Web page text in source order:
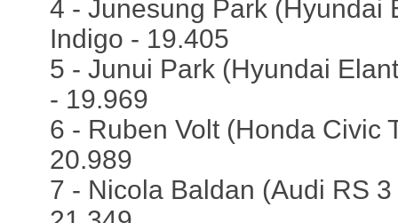
4 - Junesung Park (Hyundai
Indigo - 19.405
5 - Junui Park (Hyundai
- 19.969
6 - Ruben Volt (Honda Civic
20.989
7 - Nicola Baldan (Audi RS